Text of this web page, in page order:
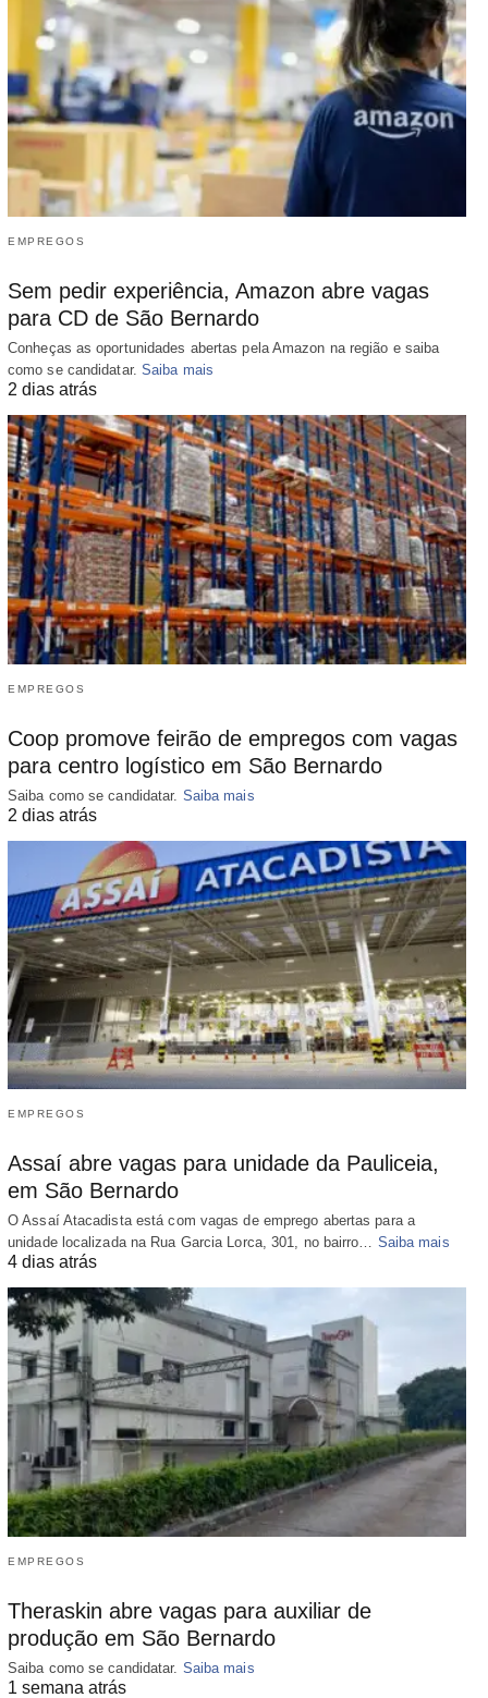
EMPREGOS
Sem pedir experiência, Amazon abre vagas
para CD de São Bernardo
Conheças as oportunidades abertas pela Amazon na região e saiba
como se candidatar. Saiba mais
2 dias atrás
EMPREGOS
Coop promove feirão de empregos com vagas
para centro logístico em São Bernardo
Saiba como se candidatar. Saiba mais
2 dias atrás
EMPREGOS
Assaí abre vagas para unidade da Pauliceia,
em São Bernardo
O Assaí Atacadista está com vagas de emprego abertas para a
unidade localizada na Rua Garcia Lorca, 301, no bairro… Saiba mais
4 dias atrás
EMPREGOS
Theraskin abre vagas para auxiliar de
produção em São Bernardo
Saiba como se candidatar. Saiba mais
1 semana atrás